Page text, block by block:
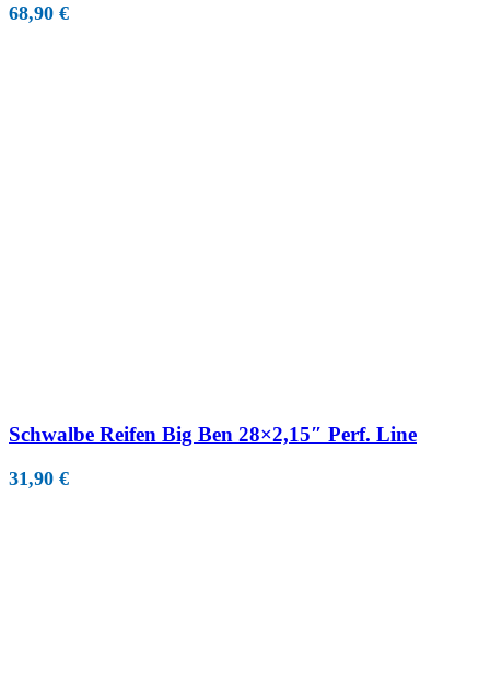
68,90 €
Schwalbe Reifen Big Ben 28×2,15″ Perf. Line
31,90 €